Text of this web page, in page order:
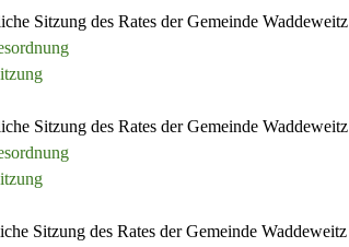
Sitzung des Rates der Gemeinde Waddeweitz
Sitzung des Rates der Gemeinde Waddeweitz
Sitzung des Rates der Gemeinde Waddeweitz